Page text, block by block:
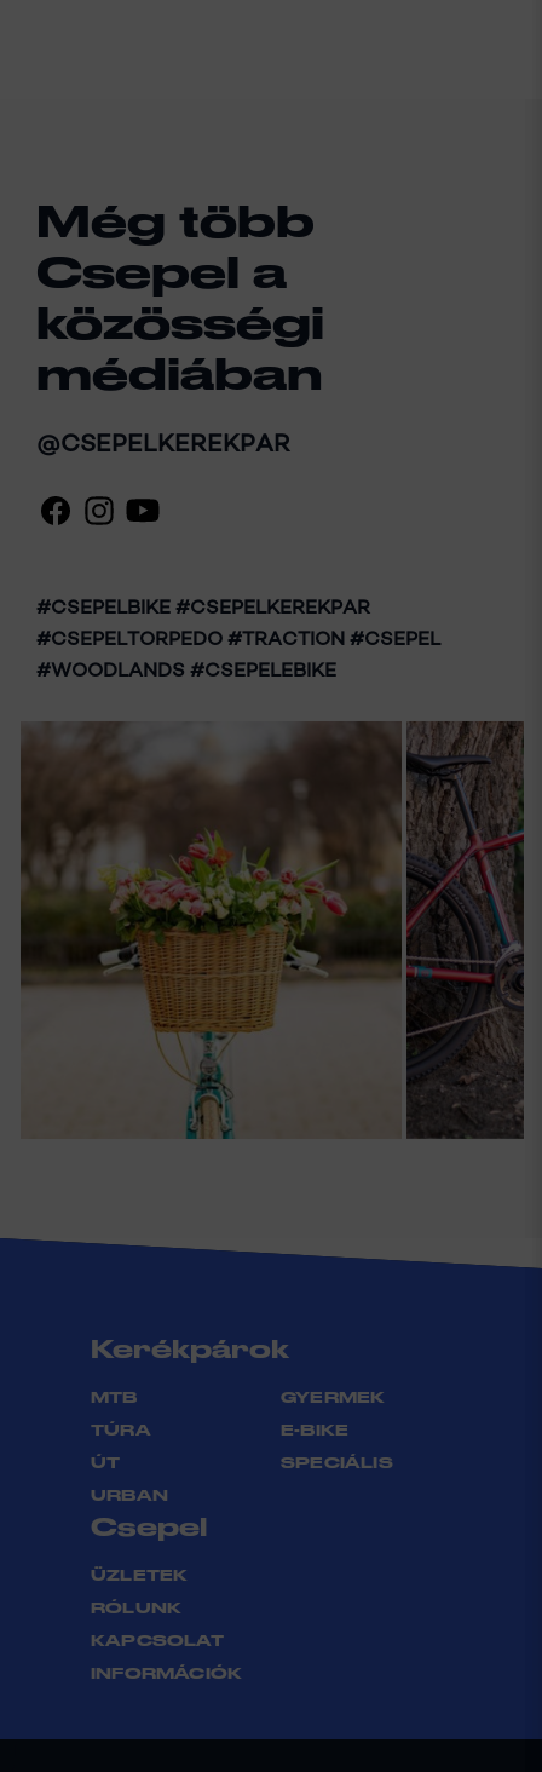
Még több
Csepel a
közösségi
médiában
@CSEPELKEREKPAR
#CSEPELBIKE #CSEPELKEREKPAR
#CSEPELTORPEDO #TRACTION #CSEPEL
#WOODLANDS #CSEPELEBIKE
Kerékpárok
MTB
TÚRA
ÚT
URBAN
GYERMEK
E-BIKE
SPECIÁLIS
Csepel
ÜZLETEK
RÓLUNK
KAPCSOLAT
INFORMÁCIÓK